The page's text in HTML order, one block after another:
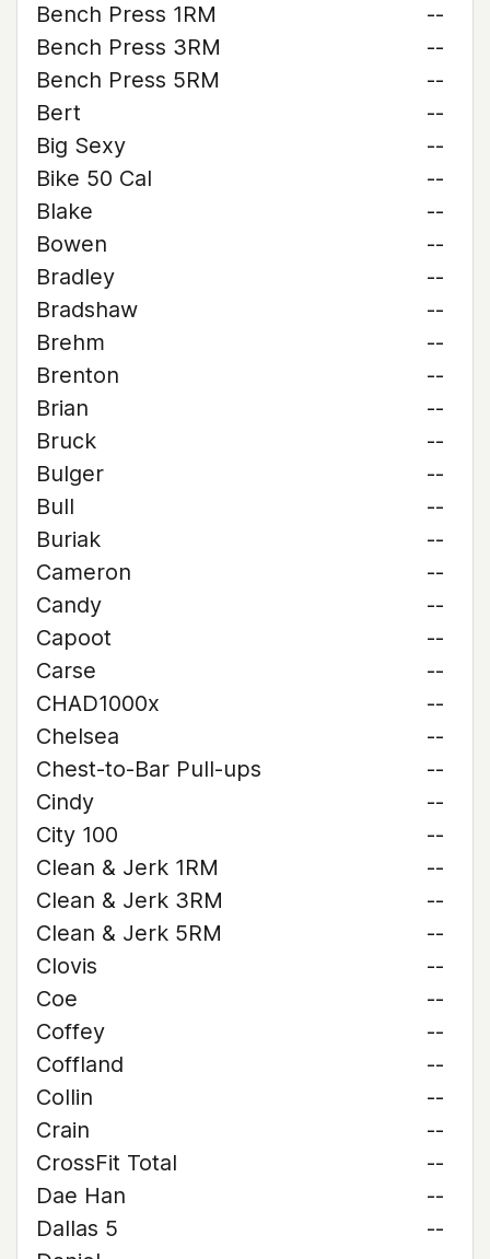
Bench Press 1RM
--
Bench Press 3RM
--
Bench Press 5RM
--
Bert
--
Big Sexy
--
Bike 50 Cal
--
Blake
--
Bowen
--
Bradley
--
Bradshaw
--
Brehm
--
Brenton
--
Brian
--
Bruck
--
Bulger
--
Bull
--
Buriak
--
Cameron
--
Candy
--
Capoot
--
Carse
--
CHAD1000x
--
Chelsea
--
Chest-to-Bar Pull-ups
--
Cindy
--
City 100
--
Clean & Jerk 1RM
--
Clean & Jerk 3RM
--
Clean & Jerk 5RM
--
Clovis
--
Coe
--
Coffey
--
Coffland
--
Collin
--
Crain
--
CrossFit Total
--
Dae Han
--
Dallas 5
--